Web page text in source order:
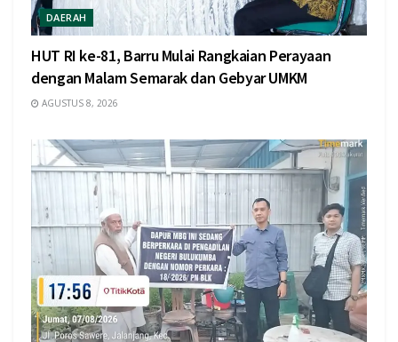
DAERAH
HUT RI ke-81, Barru Mulai Rangkaian Perayaan
dengan Malam Semarak dan Gebyar UMKM
AGUSTUS 8, 2026